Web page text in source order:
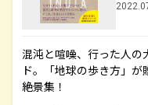
混沌と喧噪、行った人の
ド。「地球の歩き方」
絶景集！